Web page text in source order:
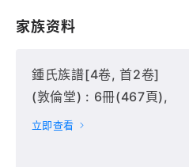
家族资料
鍾氏族譜[4卷, 首2卷]
(敦倫堂) : 6冊(467頁),
立即查看